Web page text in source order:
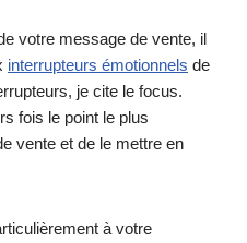
votre message de vente, il
interrupteurs émotionnels de
je cite le focus.
fois le point le plus
vente et de le mettre en
à votre